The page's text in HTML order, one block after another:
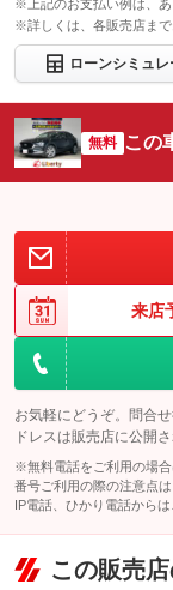
※上記のお支払い例は、あ
※詳しくは、各販売店まで
ローンシミュ
無料 この
来店
お気軽にどうぞ。問合
ドレスは販売店に公開さ
※無料電話をご利用の場
番号ご利用の際の注意点は
IP電話、ひかり電話からは
この販売